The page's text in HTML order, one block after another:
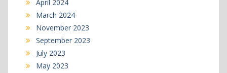
April 2024
March 2024
November 2023
September 2023
July 2023
May 2023